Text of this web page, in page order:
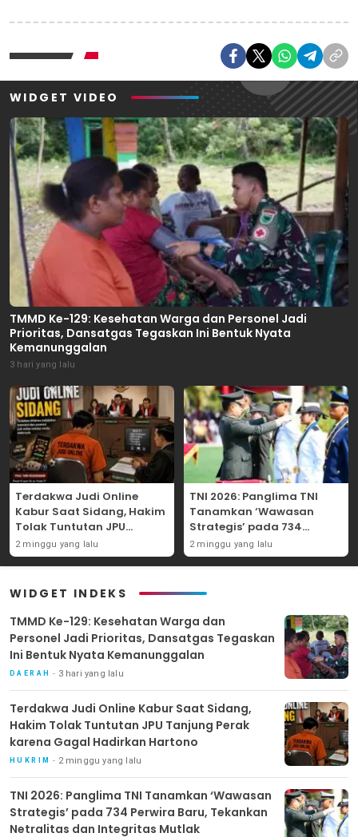
WIDGET VIDEO
TMMD Ke-129: Kesehatan Warga dan Personel Jadi
Prioritas, Dansatgas Tegaskan Ini Bentuk Nyata
Kemanunggalan
3 hari yang lalu
Terdakwa Judi Online
Kabur Saat Sidang, Hakim
Tolak Tuntutan JPU
Tanjung Perak karena
Gagal Hadirkan Hartono
2 minggu yang lalu
TNI 2026: Panglima TNI
Tanamkan ‘Wawasan
Strategis’ pada 734
Perwira Baru, Tekankan
Netralitas dan Integritas
2 minggu yang lalu
WIDGET INDEKS
TMMD Ke-129: Kesehatan Warga dan
Personel Jadi Prioritas, Dansatgas Tegaskan
Ini Bentuk Nyata Kemanunggalan
DAERAH 3 hari yang lalu
Terdakwa Judi Online Kabur Saat Sidang,
Hakim Tolak Tuntutan JPU Tanjung Perak
karena Gagal Hadirkan Hartono
HUKRIM 2 minggu yang lalu
TNI 2026: Panglima TNI Tanamkan ‘Wawasan
Strategis’ pada 734 Perwira Baru, Tekankan
Netralitas dan Integritas Mutlak